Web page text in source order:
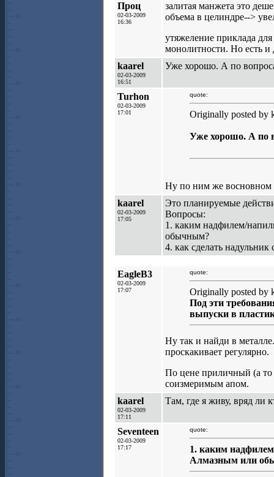
Проц
02-03-2009
16:36
залитая манжета это
объема в целиндре-->
утяжеление приклада
монолитности. Но есть и
kaarel
02-03-2009
16:51
Уже хорошо. А по
Turhon
02-03-2009
17:01
quote:
Originally posted by
Уже хорошо. А по
Ну по ним же восновном
kaarel
02-03-2009
17:05
Это планируемые
Вопросы:
1. каким надфилем/
обычным?
4. как сделать
EagleB3
02-03-2009
17:07
quote:
Originally posted by
Под эти
выпуски в
Ну так и найди в
проскакивает регулярно.
По цене приличный (а то
соизмеримым апом.
kaarel
02-03-2009
17:11
Там, где я живу, вряд ли
Seventeen
02-03-2009
17:17
quote:
1. каким
Алмазным или